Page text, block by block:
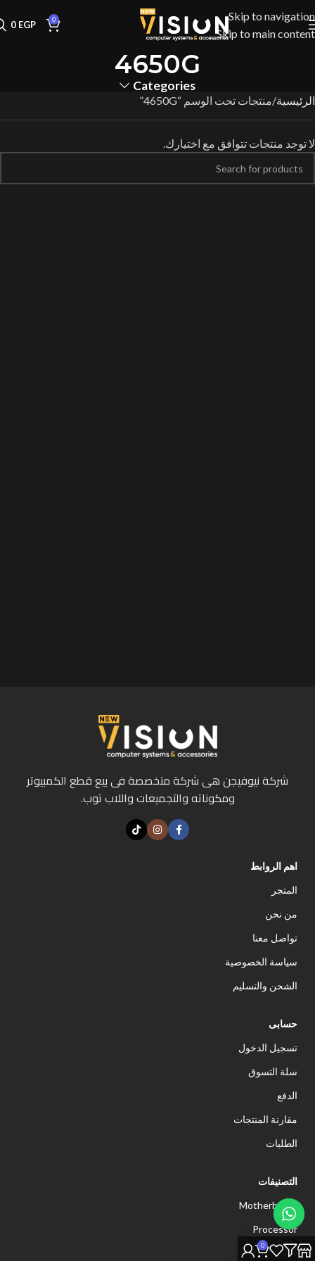
Skip to navigation
Skip to main content
0
0 EGP
4650G
Categories
الرئيسية منتجات تحت الوسم “4650G”
لا توجد منتجات تتوافق مع اختيارك.
شركة نيوفيجن هى شركة متخصصة فى بيع قطع الكمبيوتر
ومكوناته والتجميعات واللاب توب.
اهم الروابط
المتجر
من نحن
تواصل معنا
سياسة الخصوصية
الشحن والتسليم
حسابى
تسجيل الدخول
سلة التسوق
الدفع
مقارنة المنتجات
الطلبات
التصنيفات
Motherboard
Processor
Memory
0